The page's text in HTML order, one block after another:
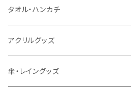
うちわ
猛暑グッズ
冷感グッズ
カスタムプリントTシャツ（国内プリント）
イージーオーダーTシャツ（海外生産）
タオル・ハンカチ
名入れタオル
今治タオル
アクリルグッズ
キーホルダー
傘・レイングッズ